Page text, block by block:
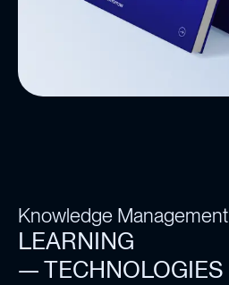
Knowledge Management
LEARNING
— TECHNOLOGIES